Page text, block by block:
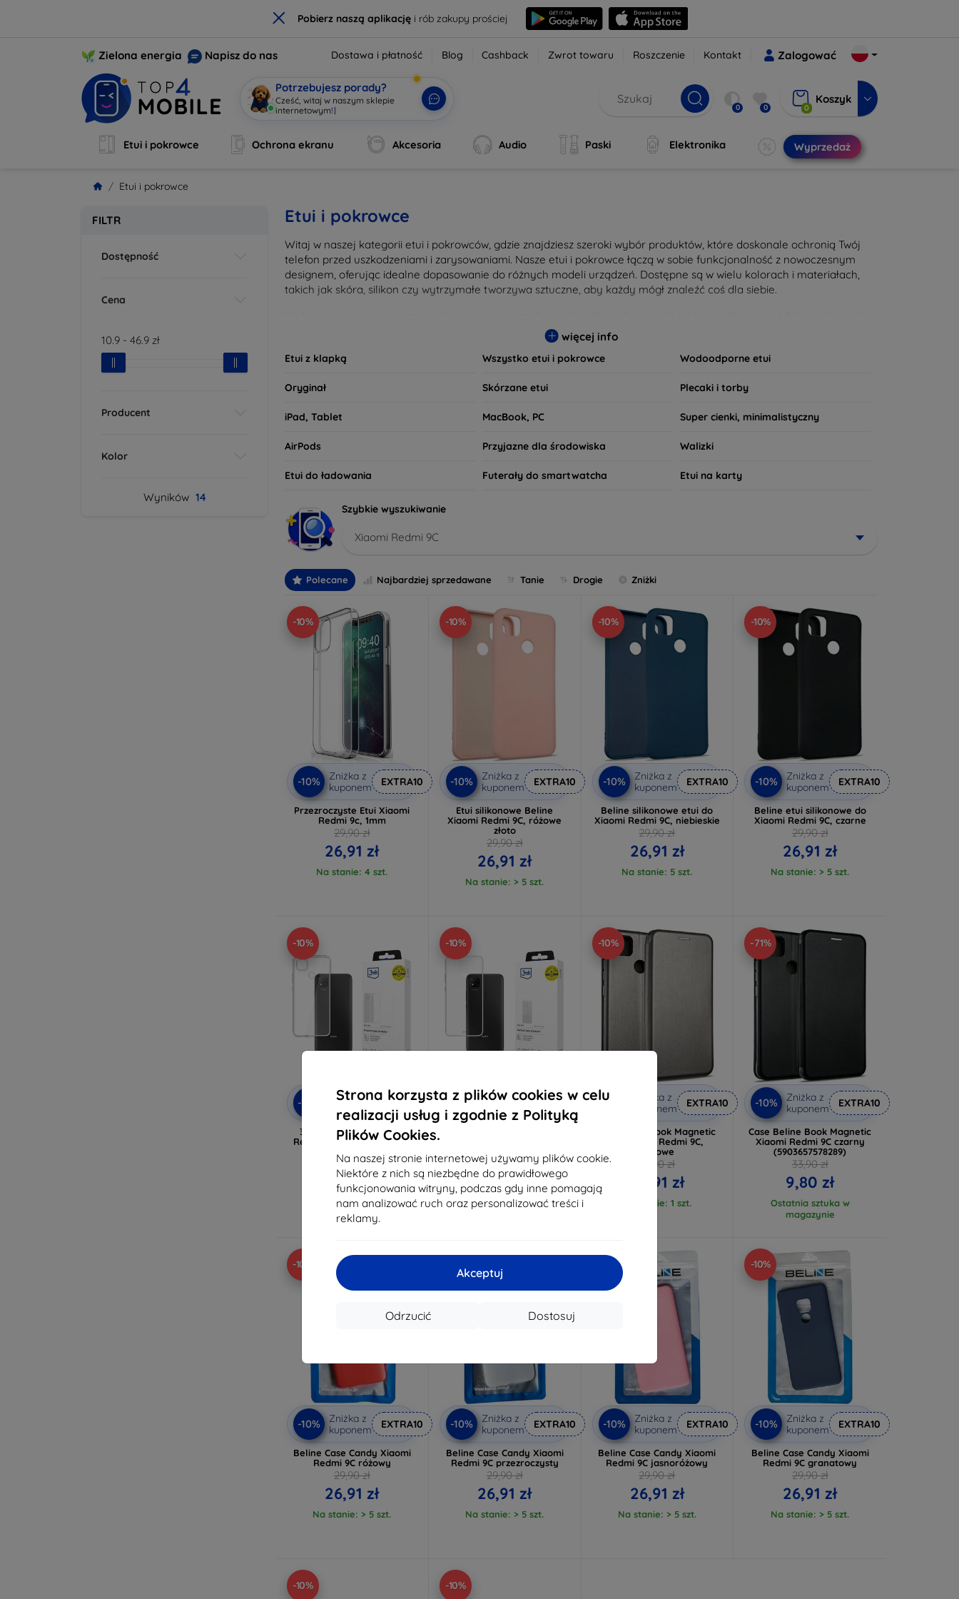
× Pobierz naszą aplikacjęi rób zakupy prościej
Strona korzysta z plików cookies w celu
realizacji usług i zgodnie z Polityką
Plików Cookies.
Na naszej stronie internetowej używamy plików cookie.
Niektóre z nich są niezbędne do prawidłowego
funkcjonowania witryny, podczas gdy inne pomagają
nam analizować ruch oraz personalizować treści i
reklamy.
Akceptuj
Dostosuj
Odrzucić
Zielona energia Napisz do nas Dostawa i płatność Blog Cashback Zwrot towaru Roszczenie Kontakt Zalogować
Potrzebujesz porady?
Cześć, witaj w naszym sklepie
internetowym! | 0 0 0
Koszyk
Etui i pokrowce Ochrona ekranu Akcesoria Audio Paski Elektronika Wyprzedaż
Etui i pokrowce
FILTR
Dostępność
Cena
10.9 - 46.9 zł
Producent
Kolor
Wyników 14
Etui i pokrowce
Witaj w naszej kategorii etui i pokrowców, gdzie znajdziesz szeroki wybór produktów, które doskonale ochronią Twój
telefon przed uszkodzeniami i zarysowaniami. Nasze etui i pokrowce łączą w sobie funkcjonalność z nowoczesnym
designem, oferując idealne dopasowanie do różnych modeli urządzeń. Dostępne są w wielu kolorach i materiałach,
takich jak skóra, silikon czy wytrzymałe tworzywa sztuczne, aby każdy mógł znaleźć coś dla siebie.
tego, czy preferujesz minimalistyczny wygląd, czy też bardziej efektowny wzór, nasze produkty spełnią Twoje
oczekiwania. Przeglądaj naszą ofertę i znajdź etui, które najlepiej odpowiada Twoim potrzebom!
więcej info
Etui z klapką Wszystko etui i pokrowce Wodoodporne etui
Oryginał Skórzane etui Plecaki i torby
iPad, Tablet MacBook, PC Super cienki, minimalistyczny
AirPods Przyjazne dla środowiska Walizki
Etui do ładowania Futerały do smartwatcha Etui na karty
Szybkie wyszukiwanie
Xiaomi Redmi 9C
Polecane Najbardziej sprzedawane Tanie Drogie Zniżki
-10%
-10%
Zniżka z
kuponem
EXTRA10
Przezroczyste Etui Xiaomi
Redmi 9c, 1mm
29,90 zł
26,91 zł
Na stanie: 4 szt.
-10%
-10%
Zniżka z
kuponem
EXTRA10
Etui silikonowe Beline
Xiaomi Redmi 9C, różowe
złoto
29,90 zł
26,91 zł
Na stanie: > 5 szt.
-10%
-10%
Zniżka z
kuponem
EXTRA10
Beline silikonowe etui do
Xiaomi Redmi 9C, niebieskie
29,90 zł
26,91 zł
Na stanie: 5 szt.
-10%
-10%
Zniżka z
kuponem
EXTRA10
Beline etui silikonowe do
Xiaomi Redmi 9C, czarne
29,90 zł
26,91 zł
Na stanie: > 5 szt.
-10%
-10%
Zniżka z
kuponem
EXTRA10
3MK Clear Case Xiaomi
Redmi 9C (5903108298964)
38,90 zł
35,02 zł
Na stanie: > 5 szt.
-10%
-10%
Zniżka z
kuponem
EXTRA10
46,90 zł
42,21 zł
Na stanie: > 5 szt.
-10%
-10%
Zniżka z
kuponem
EXTRA10
Etui Beline Book Magnetic
do Xiaomi Redmi 9C,
stalowe
29,90 zł
26,91 zł
Na stanie: 1 szt.
-71%
-10%
Zniżka z
kuponem
EXTRA10
Case Beline Book Magnetic
Xiaomi Redmi 9C czarny
(5903657578289)
33,90 zł
9,80 zł
Ostatnia sztuka w
magazynie
-10%
-10%
Zniżka z
kuponem
EXTRA10
Beline Case Candy Xiaomi
Redmi 9C różowy
29,90 zł
26,91 zł
Na stanie: > 5 szt.
-10%
Zniżka z
kuponem
EXTRA10
Beline Case Candy Xiaomi
Redmi 9C przezroczysty
29,90 zł
26,91 zł
Na stanie: > 5 szt.
-10%
-10%
Zniżka z
kuponem
EXTRA10
Beline Case Candy Xiaomi
Redmi 9C jasnoróżowy
29,90 zł
26,91 zł
Na stanie: > 5 szt.
-10%
-10%
Zniżka z
kuponem
EXTRA10
Beline Case Candy Xiaomi
Redmi 9C granatowy
29,90 zł
26,91 zł
Na stanie: > 5 szt.
-10% -10%